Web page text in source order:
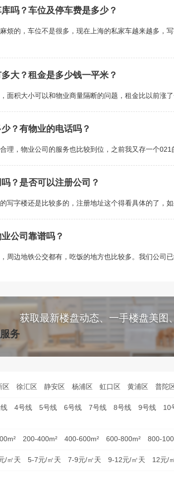
吗？车位及停车费是多少？
烦的，车位不是很多，现在上海的私家车越来越多
大？租金是多少钱一平米？
面积大小可以和物业商量隔断的问题，租金比以前涨
？有物业的电话吗？
理，物业公司的服务也比较到位，之前我又存一个021
？是否可以注册公司？
写字楼还是比较多的，注册地址这个得看具体的了，
公司靠谱吗？
周边地铁公交都有，吃饭的地方也比较多。我们公司
务
获取最新楼盘动态、一手楼盘美图
区 徐汇区 静安区 杨浦区 虹口区 黄浦区 普陀
4号线 5号线 6号线 7号线 8号线 9号线 10
200-400m² 400-600m² 600-800m² 800-
/㎡天 5-7元/㎡天 7-9元/㎡天 9-12元/㎡天 12元/